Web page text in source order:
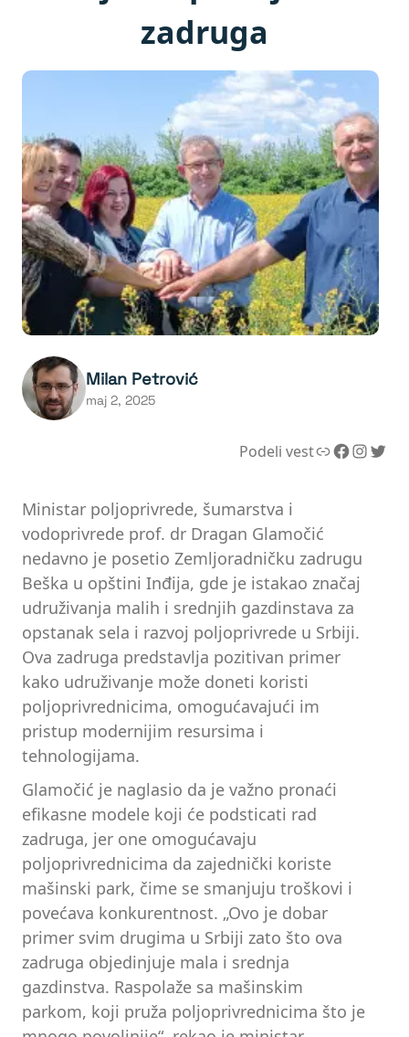
zadruga
Milan Petrović
maj 2, 2025
Podeli vestLink Facebook InstagramTwitter
Ministar poljoprivrede, šumarstva i
vodoprivrede prof. dr Dragan Glamočić
nedavno je posetio Zemljoradničku zadrugu
Beška u opštini Inđija, gde je istakao značaj
udruživanja malih i srednjih gazdinstava za
opstanak sela i razvoj poljoprivrede u Srbiji.
Ova zadruga predstavlja pozitivan primer
kako udruživanje može doneti koristi
poljoprivrednicima, omogućavajući im
pristup modernijim resursima i
tehnologijama.
Glamočić je naglasio da je važno pronaći
efikasne modele koji će podsticati rad
zadruga, jer one omogućavaju
poljoprivrednicima da zajednički koriste
mašinski park, čime se smanjuju troškovi i
povećava konkurentnost. „Ovo je dobar
primer svim drugima u Srbiji zato što ova
zadruga objedinjuje mala i srednja
gazdinstva. Raspolaže sa mašinskim
parkom, koji pruža poljoprivrednicima što je